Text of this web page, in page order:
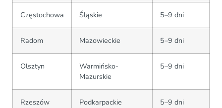
Częstochowa Śląskie 5–9 dni
Radom Mazowieckie 5–9 dni
Olsztyn
Warmińsko-
Mazurskie
5–9 dni
Rzeszów Podkarpackie 5–9 dni